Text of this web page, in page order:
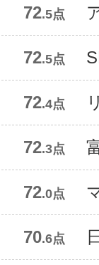
72.5点
72.5点
72.4点
72.3点
72.0点
70.6点